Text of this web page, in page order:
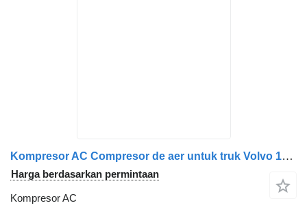
Kompresor AC Compresor de aer untuk truk Volvo 10299-8043
Harga berdasarkan permintaan
Kompresor AC